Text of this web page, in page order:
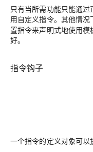
只有当所需功能只能通
用自定义指令。其他情
置指令来声明式地使用
好。
指令钩子
一个指令的定义对象可以